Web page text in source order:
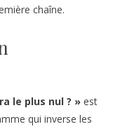
chaîne.
le plus nul ? » est
qui inverse les